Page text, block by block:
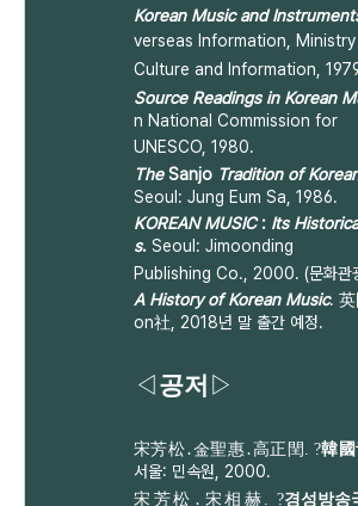
Korean Music and
verseas Information,
Culture and Information,
Source Readings in Korean
n National Commission for
UNESCO, 1980.
TheSanjo Tradition of
Seoul: Jung Eum Sa, 1986.
KOREAN MUSIC: Its
s. Seoul: Jimoonding
Publishing Co., 2000. (문화관
A History of Korean Music.
on社, 2018년 말 출간 예정.
◁ 공저 ▷
宋芳松․金聖惠․高正閏. ?韓
서울: 민속원, 2000.
宋芳松․宋相赫. ?경성방송